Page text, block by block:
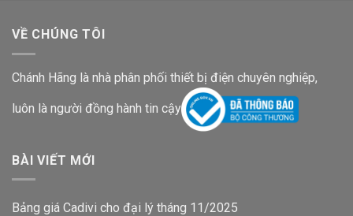
VỀ CHÚNG TÔI
Chánh Hãng là nhà phân phối thiết bị điện chuyên nghiệp,
luôn là người đồng hành tin cậy
BÀI VIẾT MỚI
Bảng giá Cadivi cho đại lý tháng 11/2025